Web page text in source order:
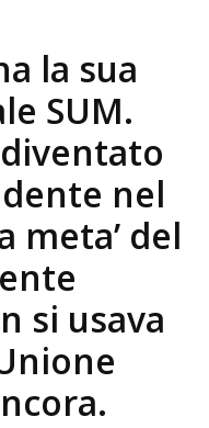
la sua
SUM.
diventato
nel
meta’ del
si usava